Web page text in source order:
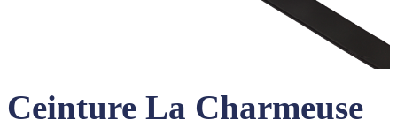
Ceinture La Charmeuse